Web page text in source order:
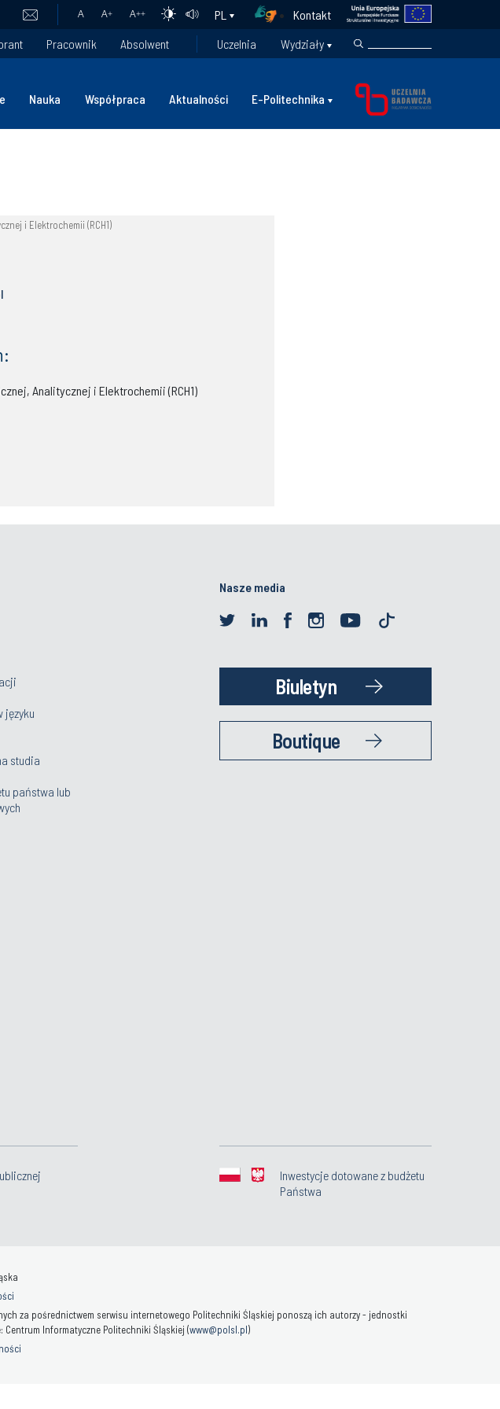
A A+ A++ PL
Kontakt
Pracownik Absolwent Uczelnia Wydziały
Nauka Współpraca Aktualności E-Politechnika
i Elektrochemii (RCH1)
Analitycznej i Elektrochemii (RCH1)
języku
studia
państwa lub
Nasze media
Biuletyn
Boutique
Inwestycje dotowane z budżetu
Państwa
za pośrednictwem serwisu internetowego Politechniki Śląskiej ponoszą ich autorzy - jednostki
Informatyczne Politechniki Śląskiej (www@polsl.pl)